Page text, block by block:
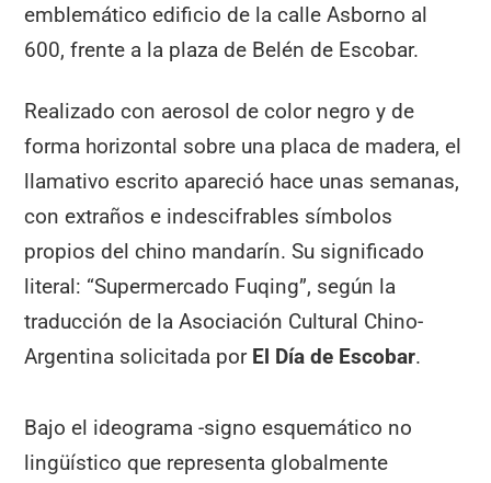
emblemático edificio de la calle Asborno al
600, frente a la plaza de Belén de Escobar.
Realizado con aerosol de color negro y de
forma horizontal sobre una placa de madera, el
llamativo escrito apareció hace unas semanas,
con extraños e indescifrables símbolos
propios del chino mandarín. Su significado
literal: “Supermercado Fuqing”, según la
traducción de la Asociación Cultural Chino-
Argentina solicitada porEl Día de Escobar.
Bajo el ideograma -signo esquemático no
lingüístico que representa globalmente